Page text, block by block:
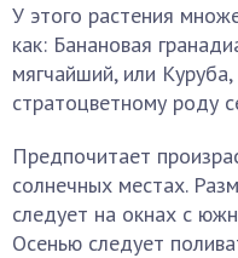
У этого растения
как: Банановая
мягчайший, или
стратоцветному роду
Предпочитает
солнечных местах.
следует на окнах с
Осенью следует